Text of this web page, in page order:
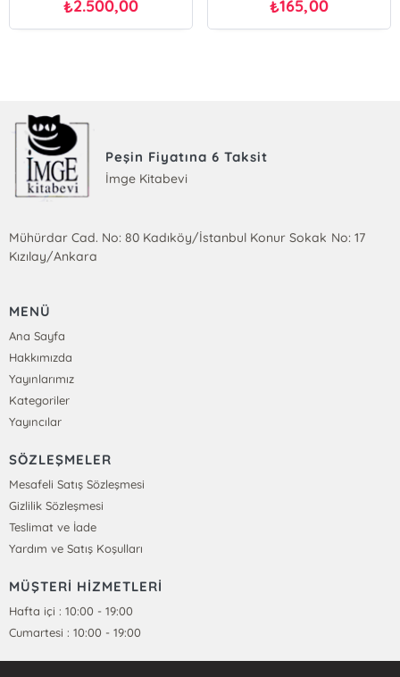
₺2.500,00 ₺165,00
Peşin Fiyatına 6 Taksit
İmge Kitabevi
Mühürdar Cad. No: 80 Kadıköy/İstanbul Konur Sokak No: 17
Kızılay/Ankara
MENÜ
Ana Sayfa
Hakkımızda
Yayınlarımız
Kategoriler
Yayıncılar
SÖZLEŞMELER
Mesafeli Satış Sözleşmesi
Gizlilik Sözleşmesi
Teslimat ve İade
Yardım ve Satış Koşulları
MÜŞTERİ HİZMETLERİ
Hafta içi : 10:00 - 19:00
Cumartesi : 10:00 - 19:00